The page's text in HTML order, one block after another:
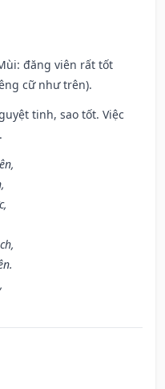
đăng viên rất tốt
cữ như trên).
tinh, sao tốt. Việc